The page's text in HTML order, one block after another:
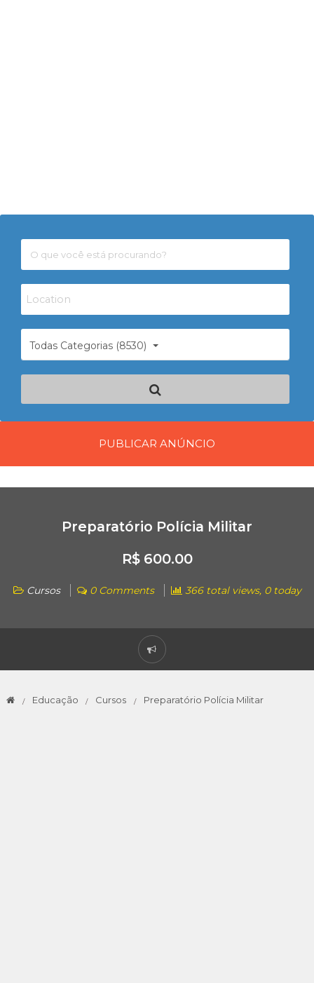
Todas Categorias (8530)
PUBLICAR ANÚNCIO
Preparatório Polícia Militar
R$ 600.00
Cursos 0 Comments 366 total views, 0 today
Educação Cursos Preparatório Polícia Militar